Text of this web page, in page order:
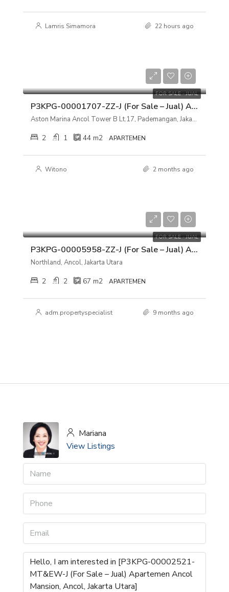
Lamris Simamora 22 hours ago
FOR SALE - JUAL
P3KPG-00001707-ZZ-J (For Sale – Jual) Apartemen Aston Marina Ancol Tower B Lt.17, Pademangan, Jakarta Utara
Aston Marina Ancol Tower B Lt.17, Pademangan, Jakarta Utara
2 1 44 m2 APARTEMEN
Witono 2 months ago
FOR SALE - JUAL
P3KPG-00005958-ZZ-J (For Sale – Jual) Apartemen Northland Ancol Residence Lantai 22 Pademangan Barat, Jakarta Utara
Northland, Ancol, Jakarta Utara
2 2 67 m2 APARTEMEN
adm.propertyspecialist 9 months ago
Mariana
View Listings